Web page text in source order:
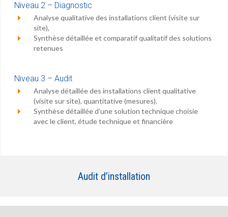
Niveau 2 – Diagnostic
Analyse qualitative des installations client (visite sur
site),
Synthèse détaillée et comparatif qualitatif des solutions
retenues
Niveau 3 – Audit
Analyse détaillée des installations client qualitative
(visite sur site), quantitative (mesures).
Synthèse détaillée d’une solution technique choisie
avec le client, étude technique et financière
Audit d’installation